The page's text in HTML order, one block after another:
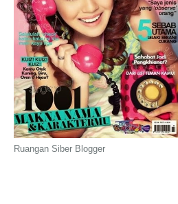
Ruangan Siber Blogger